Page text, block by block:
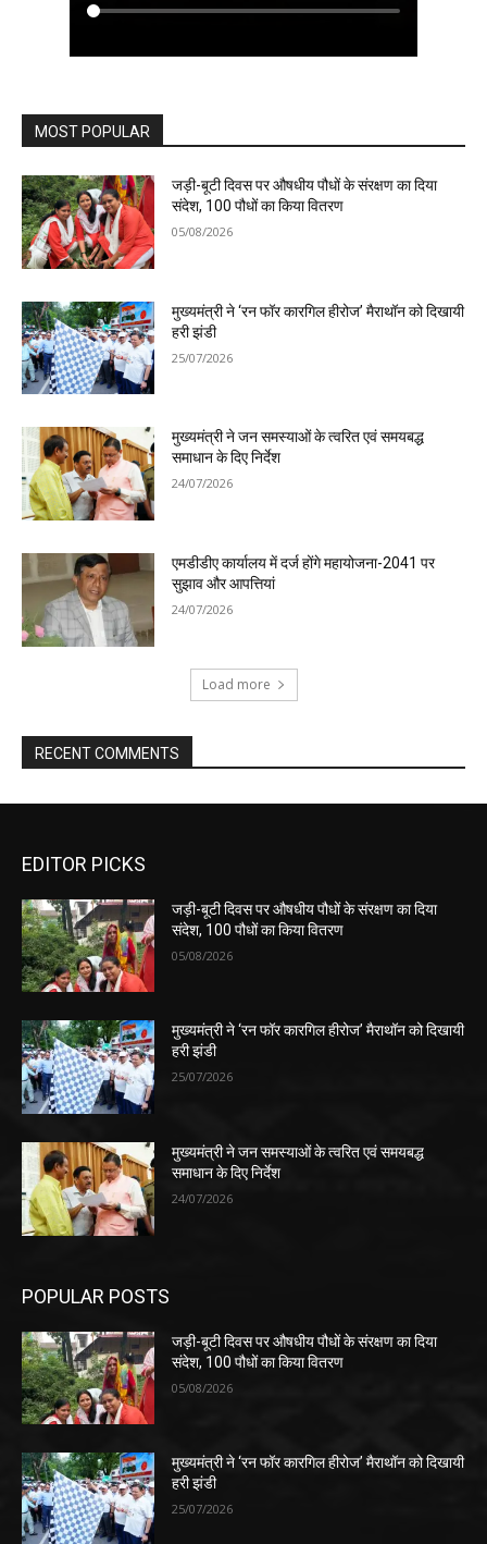
MOST POPULAR
जड़ी-बूटी दिवस पर औषधीय पौधों के संरक्षण का दिया
संदेश, 100 पौधों का किया वितरण
05/08/2026
मुख्यमंत्री ने ‘रन फॉर कारगिल हीरोज’ मैराथॉन को दिखायी
हरी झंडी
25/07/2026
मुख्यमंत्री ने जन समस्याओं के त्वरित एवं समयबद्ध
समाधान के दिए निर्देश
24/07/2026
एमडीडीए कार्यालय में दर्ज होंगे महायोजना-2041 पर
सुझाव और आपत्तियां
24/07/2026
Load more
RECENT COMMENTS
EDITOR PICKS
जड़ी-बूटी दिवस पर औषधीय पौधों के संरक्षण का दिया
संदेश, 100 पौधों का किया वितरण
05/08/2026
मुख्यमंत्री ने ‘रन फॉर कारगिल हीरोज’ मैराथॉन को दिखायी
हरी झंडी
25/07/2026
मुख्यमंत्री ने जन समस्याओं के त्वरित एवं समयबद्ध
समाधान के दिए निर्देश
24/07/2026
POPULAR POSTS
जड़ी-बूटी दिवस पर औषधीय पौधों के संरक्षण का दिया
संदेश, 100 पौधों का किया वितरण
05/08/2026
मुख्यमंत्री ने ‘रन फॉर कारगिल हीरोज’ मैराथॉन को दिखायी
हरी झंडी
25/07/2026